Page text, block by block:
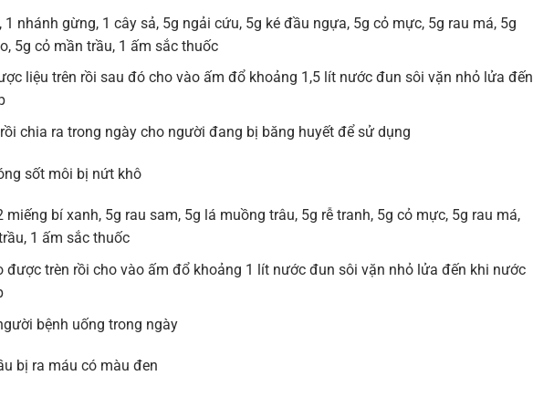
1 nhánh gừng, 1 cây sả, 5g ngải cứu, 5g ké đầu ngựa, 5g cỏ mực, 5g rau má, 5g
5g cỏ mần trầu, 1 ấm sắc thuốc
liệu trên rồi sau đó cho vào ấm đổ khoảng 1,5 lít nước đun sôi vặn nhỏ lửa đến
chia ra trong ngày cho người đang bị băng huyết để sử dụng
sốt môi bị nứt khô
miếng bí xanh, 5g rau sam, 5g lá muồng trâu, 5g rễ tranh, 5g cỏ mực, 5g rau má,
1 ấm sắc thuốc
được trèn rồi cho vào ấm đổ khoảng 1 lít nước đun sôi vặn nhỏ lửa đến khi nước
bệnh uống trong ngày
bị ra máu có màu đen